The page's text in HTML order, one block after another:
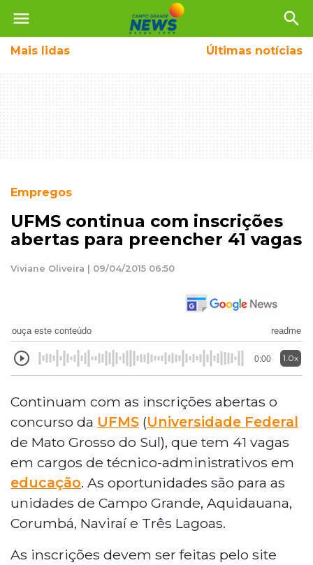
menu search
Mais lidas Últimas notícias
Empregos
UFMS continua com inscrições
abertas para preencher 41 vagas
Viviane Oliveira | 09/04/2015 06:50
ouça este conteúdo readme
0:00 1.0x
Continuam com as inscrições abertas o
concurso da UFMS (Universidade Federal
de Mato Grosso do Sul), que tem 41 vagas
em cargos de técnico-administrativos em
educação. As oportunidades são para as
unidades de Campo Grande, Aquidauana,
Corumbá, Naviraí e Três Lagoas.
As inscrições devem ser feitas pelo site